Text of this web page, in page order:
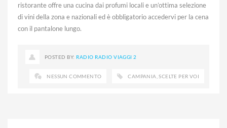
ristorante offre una cucina dai profumi locali e un’ottima selezione
di vini della zona e nazionali ed è obbligatorio accedervi per la cena
con il pantalone lungo.
POSTED BY: RADIO RADIO VIAGGI 2
NESSUN COMMENTO CAMPANIA ,SCELTE PER VOI